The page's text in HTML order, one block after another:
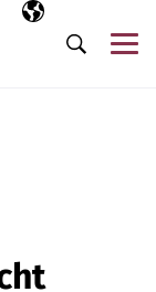
Ausgewählte
DE
Suche